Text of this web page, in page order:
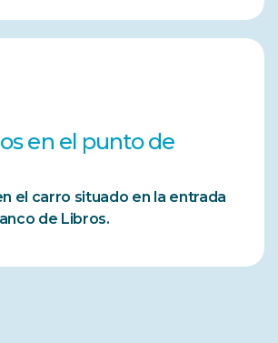
en el punto de
el carro situado en la entrada
de Libros.